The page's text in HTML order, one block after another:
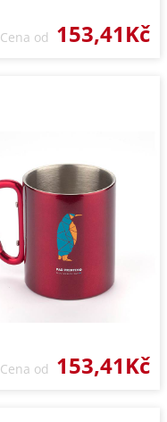
Cena od 153,41Kč
Cena od 153,41Kč